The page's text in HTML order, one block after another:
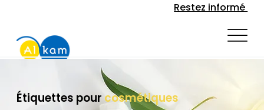
Restez informé
Étiquettes pourcosmétiques